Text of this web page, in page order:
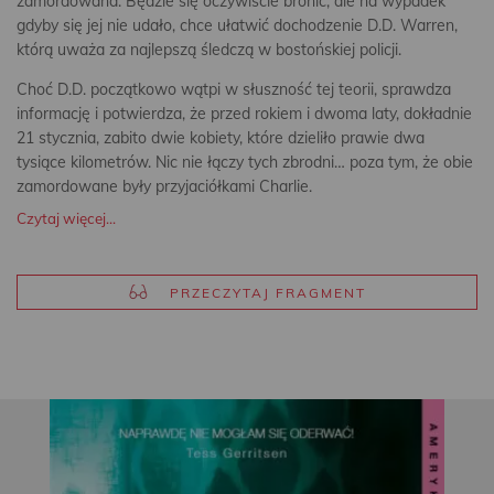
gdyby się jej nie udało, chce ułatwić dochodzenie D.D. Warren,
którą uważa za najlepszą śledczą w bostońskiej policji.
Choć D.D. początkowo wątpi w słuszność tej teorii, sprawdza
informację i potwierdza, że przed rokiem i dwoma laty, dokładnie
21 stycznia, zabito dwie kobiety, które dzieliło prawie dwa
tysiące kilometrów. Nic nie łączy tych zbrodni… poza tym, że obie
zamordowane były przyjaciółkami Charlie.
Czytaj więcej...
PRZECZYTAJ FRAGMENT